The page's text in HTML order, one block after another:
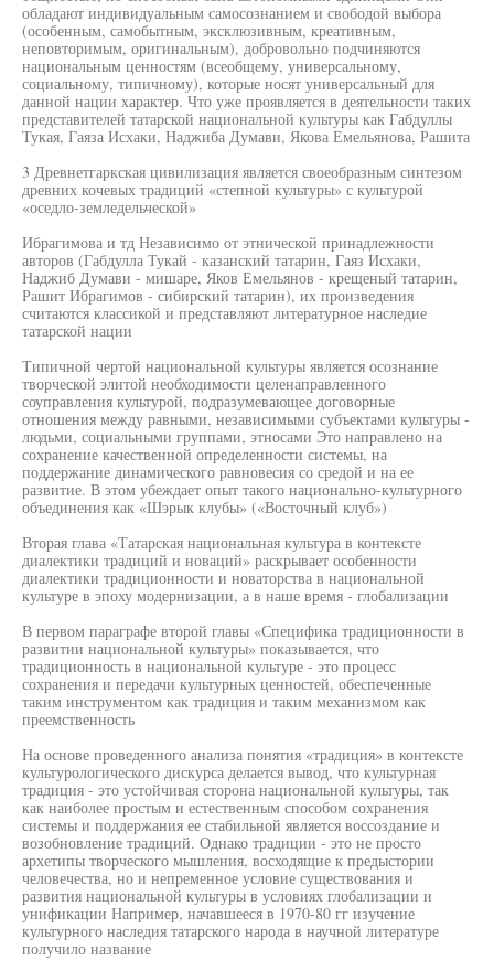
обладают индивидуальным самосознанием и свободой выбора
(особенным, самобытным, эксклюзивным, креативным,
неповторимым, оригинальным), добровольно подчиняются
национальным ценностям (всеобщему, универсальному,
социальному, типичному), которые носят универсальный для
данной нации характер. Что уже проявляется в деятельности таких
представителей татарской национальной культуры как Габдуллы
Тукая, Гаяза Исхаки, Наджиба Думави, Якова Емельянова, Рашита
3 Древнетгаркская цивилизация является своеобразным синтезом
древних кочевых традиций «степной культуры» с культурой
«оседло-земледельческой»
Ибрагимова и тд Независимо от этнической принадлежности
авторов (Габдулла Тукай - казанский татарин, Гаяз Исхаки,
Наджиб Думави - мишаре, Яков Емельянов - крещеный татарин,
Рашит Ибрагимов - сибирский татарин), их произведения
считаются классикой и представляют литературное наследие
татарской нации
Типичной чертой национальной культуры является осознание
творческой элитой необходимости целенаправленного
соуправления культурой, подразумевающее договорные
отношения между равными, независимыми субъектами культуры -
людьми, социальными группами, этносами Это направлено на
сохранение качественной определенности системы, на
поддержание динамического равновесия со средой и на ее
развитие. В этом убеждает опыт такого национально-культурного
объединения как «Шэрык клубы» («Восточный клуб»)
Вторая глава «Татарская национальная культура в контексте
диалектики традиций и новаций» раскрывает особенности
диалектики традиционности и новаторства в национальной
культуре в эпоху модернизации, а в наше время - глобализации
В первом параграфе второй главы «Специфика традиционности в
развитии национальной культуры» показывается, что
традиционность в национальной культуре - это процесс
сохранения и передачи культурных ценностей, обеспеченные
таким инструментом как традиция и таким механизмом как
преемственность
На основе проведенного анализа понятия «традиция» в контексте
культурологического дискурса делается вывод, что культурная
традиция - это устойчивая сторона национальной культуры, так
как наиболее простым и естественным способом сохранения
системы и поддержания ее стабильной является воссоздание и
возобновление традиций. Однако традиции - это не просто
архетипы творческого мышления, восходящие к предыстории
человечества, но и непременное условие существования и
развития национальной культуры в условиях глобализации и
унификации Например, начавшееся в 1970-80 гг изучение
культурного наследия татарского народа в научной литературе
получило название